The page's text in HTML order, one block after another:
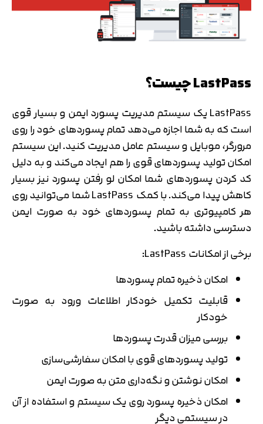
LastPass چیست؟
LastPass یک سیستم مدیریت پسورد ایمن و بسیار قوی
است که به شما اجازه می‌دهد تمام پسوردهای خود را روی
مرورگر، موبایل و سیستم عامل مدیریت کنید. این سیستم
امکان تولید پسوردهای قوی را هم ایجاد می‌کند و به دلیل
کد کردن پسوردهای شما امکان لو رفتن پسورد نیز بسیار
کاهش پیدا می‌کند. با کمک LastPass شما می‌توانید روی
هر کامپیوتری به تمام پسوردهای خود به صورت ایمن
دسترسی داشته باشید.
برخی از امکانات LastPass:
امکان ذخیره تمام پسوردها
قابلیت تکمیل خودکار اطلاعات ورود به صورت
خودکار
بررسی میزان قدرت پسوردها
تولید پسوردهای قوی با امکان سفارشی‌سازی
امکان نوشتن و نگه‌داری متن به صورت ایمن
امکان ذخیره پسورد روی یک سیستم و استفاده از آن
در سیستمی دیگر